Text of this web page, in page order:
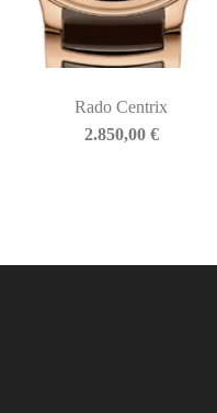
Rado Centrix
2.850,00 €